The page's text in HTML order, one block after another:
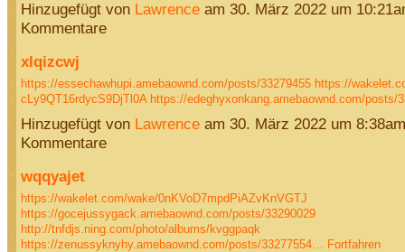
Hinzugefügt von Lawrenceam 30. März 2022 um
Kommentare
xlqizcwj
https://essechawhupi.amebaownd.com/posts/33279455 https://
cLy9QT16rdycS9DjTl0A https://edeghyxonkang.amebaownd.com/posts/
Hinzugefügt von Lawrenceam 30. März 2022 um
Kommentare
wqqyajet
https://wakelet.com/wake/0nKVoD7mpdPiAZvKnVGTJ
https://gocejussygack.amebaownd.com/posts/33290029
http://tnfdjs.ning.com/photo/albums/kvggpaqk
https://zenussyknyhy.amebaownd.com/posts/33277554…
Fortfahren